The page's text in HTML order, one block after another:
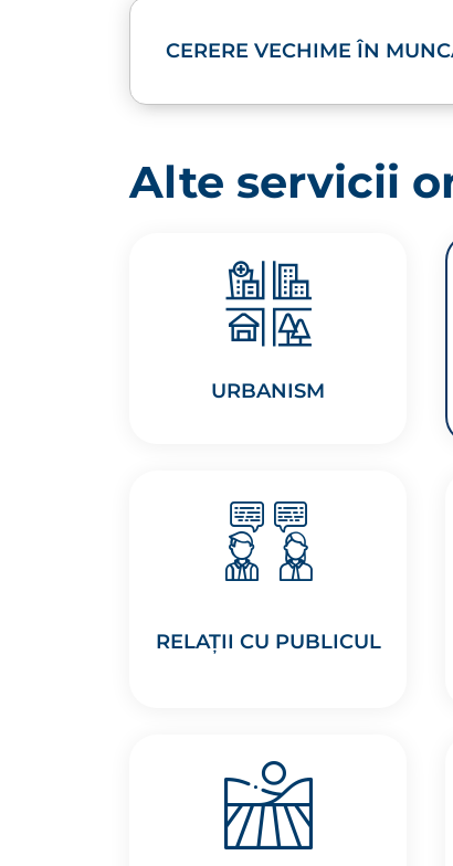
CERERE VECHIME ÎN
Alte servicii
URBANISM
RELAȚII CU PUBLICUL